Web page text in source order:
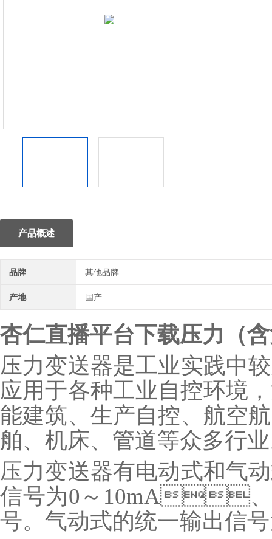
产品概述
品牌 其他品牌
产地 国产
杏仁直播平台下载压力（
压力变送器是工业实践中较
应用于各种工业自控环境，
能建筑、生产自控、航空航天
舶、机床、管道等众多行业
压力变送器有电动式和气动
信号为0～10mA、
号。气动式的统一输出信号